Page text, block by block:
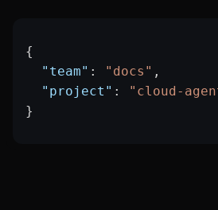
{
  "team"
: "docs" ,
  "project"
:
"cloud-
}